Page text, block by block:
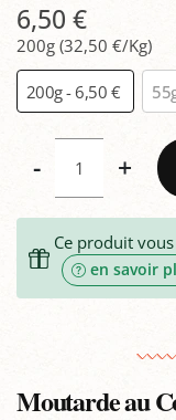
6,50 €
200g (32,50 €/Kg)
200g - 6,50 €
- +
Ce produit
en savoir
Moutarde au